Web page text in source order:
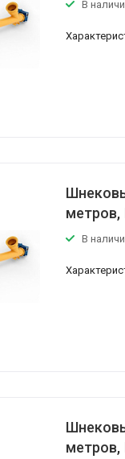
В
метров,
В
метров,